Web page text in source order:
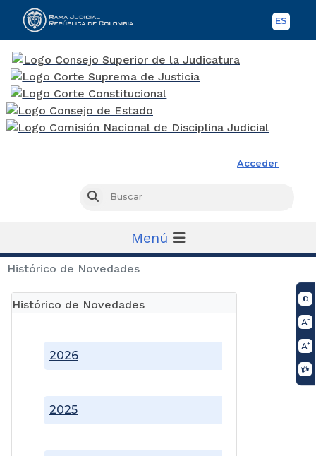
ES
Acceder
Buscar
Menú
Histórico de Novedades
Histórico de Novedades
2025
2026